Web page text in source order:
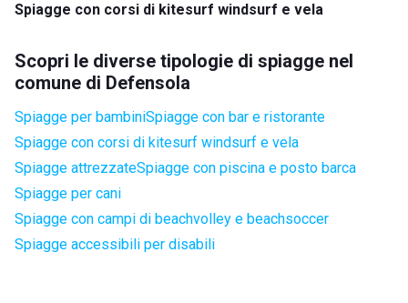
Spiagge con corsi di kitesurf windsurf e vela
Scopri le diverse tipologie di spiagge nel
comune di Defensola
Spiagge per bambiniSpiagge con bar e ristorante
Spiagge con corsi di kitesurf windsurf e vela
Spiagge attrezzateSpiagge con piscina e posto barca
Spiagge per cani
Spiagge con campi di beachvolley e beachsoccer
Spiagge accessibili per disabili